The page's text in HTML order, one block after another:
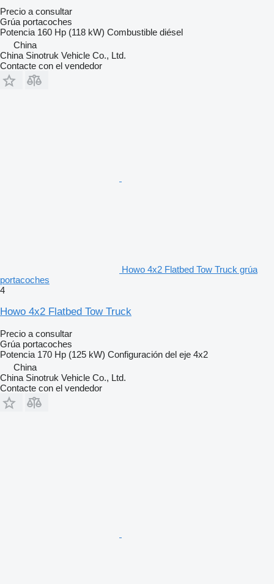
Precio a consultar
Grúa portacoches
Potencia 160 Hp (118 kW) Combustible diésel
China
China Sinotruk Vehicle Co., Ltd.
Contacte con el vendedor
Howo 4x2 Flatbed Tow Truck grúa
portacoches
4
Howo 4x2 Flatbed Tow Truck
Precio a consultar
Grúa portacoches
Potencia 170 Hp (125 kW) Configuración del eje 4x2
China
China Sinotruk Vehicle Co., Ltd.
Contacte con el vendedor